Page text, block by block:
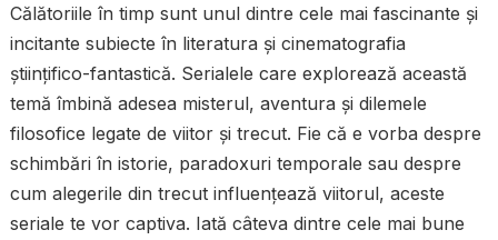
Călătoriile în timp sunt unul dintre cele mai fascinante și
incitante subiecte în literatura și cinematografia
științifico-fantastică. Serialele care explorează această
temă îmbină adesea misterul, aventura și dilemele
filosofice legate de viitor și trecut. Fie că e vorba despre
schimbări în istorie, paradoxuri temporale sau despre
cum alegerile din trecut influențează viitorul, aceste
seriale te vor captiva. Iată câteva dintre cele mai bune